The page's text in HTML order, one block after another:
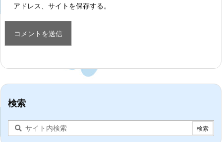
アドレス、サイトを保存する。
検索